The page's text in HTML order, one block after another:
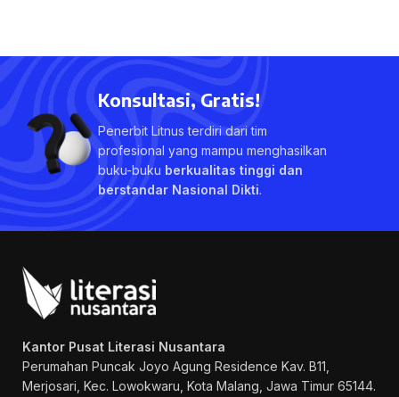
Konsultasi, Gratis!
Penerbit Litnus terdiri dari tim
profesional yang mampu menghasilkan
buku-buku berkualitas tinggi dan
berstandar Nasional Dikti.
Kantor Pusat Literasi Nusantara
Perumahan Puncak Joyo Agung Residence Kav. B11,
Merjosari, Kec. Lowokwaru, Kota Malang, Jawa Timur 65144.